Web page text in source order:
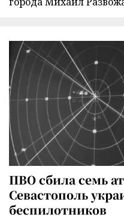
ПВО сбила семь
Севастополь
беспилотников